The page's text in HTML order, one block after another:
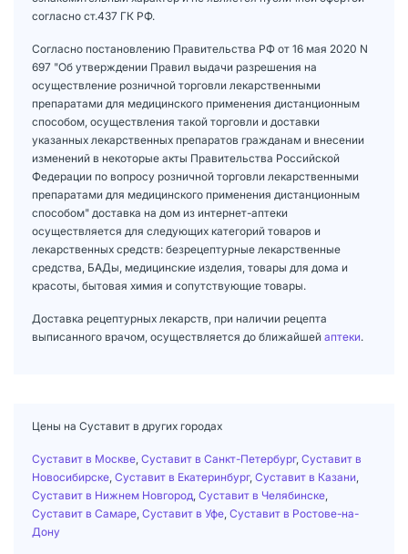
согласно ст.437 ГК РФ.
Согласно постановлению Правительства РФ от 16 мая 2020 N
697 "Об утверждении Правил выдачи разрешения на
осуществление розничной торговли лекарственными
препаратами для медицинского применения дистанционным
способом, осуществления такой торговли и доставки
указанных лекарственных препаратов гражданам и внесении
изменений в некоторые акты Правительства Российской
Федерации по вопросу розничной торговли лекарственными
препаратами для медицинского применения дистанционным
способом" доставка на дом из интернет-аптеки
осуществляется для следующих категорий товаров и
лекарственных средств: безрецептурные лекарственные
средства, БАДы, медицинские изделия, товары для дома и
красоты, бытовая химия и сопутствующие товары.
Доставка рецептурных лекарств, при наличии рецепта
выписанного врачом, осуществляется до ближайшей аптеки.
Цены на Суставит в других городах
Суставит в Москве Суставит в Санкт-Петербург, Суставит в
Новосибирске Суставит в Екатеринбург, Суставит в Казани
Суставит в Нижнем Новгород Суставит в Челябинске
Суставит в Самаре Суставит в Уфе Суставит в Ростове-на-
Дону